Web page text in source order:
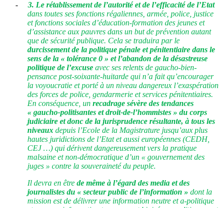
-
3. Le rétablissement de l’autorité et de l’efficacité de l’Etat
dans toutes ses fonctions régaliennes, armée, police, justice
et fonctions sociales d’éducation-formation des jeunes et
d’assistance aux pauvres dans un but de prévention autant
que de sécurité publique. Cela se traduira par le
durcissement de la politique pénale et pénitentiaire dans le
sens de la « tolérance 0 » et l’abandon de la désastreuse
politique de l’excuse avec ses relents de gaucho-bien-
pensance post-soixante-huitarde qui n’a fait qu’encourager
la voyoucratie et porté à un niveau dangereux l’exaspération
des forces de police, gendarmerie et services pénitentiaires.
En conséquence, unrecadrage sévère des tendances
« gaucho-politisantes et droit-de-l’hommistes » du corps
judiciaire et donc de la jurisprudence résultante, à tous les
niveaux depuis l’Ecole de la Magistrature jusqu’aux plus
hautes juridictions de l’Etat et aussi européennes (CEDH,
CEJ …) qui dérivent dangereusement vers la pratique
malsaine et non-démocratique d’un « gouvernement des
juges » contre la souveraineté du peuple.
Il devra en êtrede même à l’égard des media et des
journalistes du « secteur public de l’information »dont la
mission est de délivrer une information neutre et a-politique